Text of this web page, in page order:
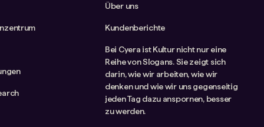
Über uns
Kundenberichte
Bei Cyera ist Kultur nicht nur eine
Reihe von Slogans. Sie zeigt sich
darin, wie wir arbeiten, wie wir
denken und wie wir uns gegenseitig
jeden Tag dazu anspornen, besser
zu werden.